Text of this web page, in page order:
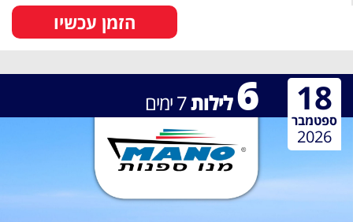
הזמן עכשיו
6לילות7ימים 18
ספטמבר
2026